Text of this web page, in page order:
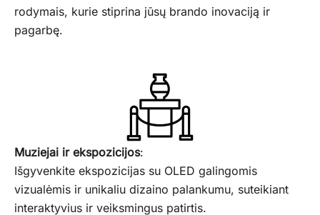
rodymais, kurie stiprina jūsų brando inovaciją ir
pagarbę.
Muziejai ir ekspozicijos:
Išgyvenkite ekspozicijas su OLED galingomis
vizualėmis ir unikaliu dizaino palankumu, suteikiant
interaktyvius ir veiksmingus patirtis.